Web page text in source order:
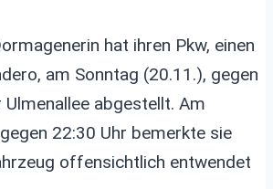
hat ihren Pkw, einen
am Sonntag (20.11.), gegen
Ulmenallee abgestellt. Am
22:30 Uhr bemerkte sie
offensichtlich entwendet